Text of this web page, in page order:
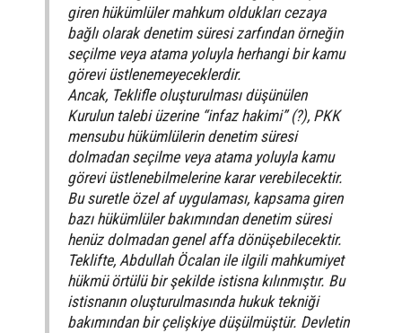
giren hükümlüler mahkum oldukları cezaya
bağlı olarak denetim süresi zarfından örneğin
seçilme veya atama yoluyla herhangi bir kamu
görevi üstlenemeyeceklerdir.
Ancak, Teklifle oluşturulması düşünülen
Kurulun talebi üzerine “infaz hakimi” (?), PKK
mensubu hükümlülerin denetim süresi
dolmadan seçilme veya atama yoluyla kamu
görevi üstlenebilmelerine karar verebilecektir.
Bu suretle özel af uygulaması, kapsama giren
bazı hükümlüler bakımından denetim süresi
henüz dolmadan genel affa dönüşebilecektir.
Teklifte, Abdullah Öcalan ile ilgili mahkumiyet
hükmü örtülü bir şekilde istisna kılınmıştır. Bu
istisnanın oluşturulmasında hukuk tekniği
bakımından bir çelişkiye düşülmüştür. Devletin